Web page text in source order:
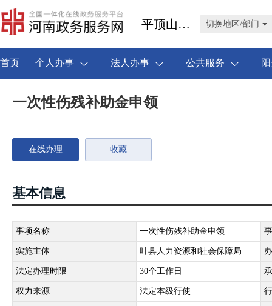
平顶山市叶县 切换地区/部门
首页 个人办事 法人办事 公共服务
一次性伤残补助金申领
在线办理 收藏
基本信息
事项名称 一次性伤残补助金申领
实施主体 叶县人力资源和社会保障局
法定办理时限 30个工作日
权力来源 法定本级行使